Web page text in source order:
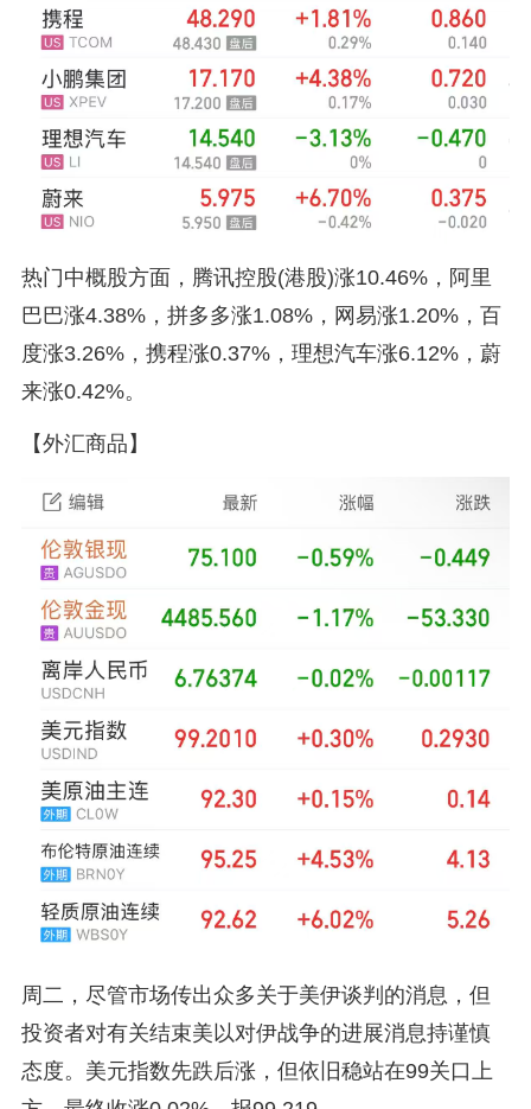
热门中概股方面，腾讯控股(港股)涨10.46%，阿里
巴巴涨4.38%，拼多多涨1.08%，网易涨1.20%，百
度涨3.26%，携程涨0.37%，理想汽车涨6.12%，蔚
来涨0.42%。
【外汇商品】
周二，尽管市场传出众多关于美伊谈判的消息，但
投资者对有关结束美以对伊战争的进展消息持谨慎
态度。美元指数先跌后涨，但依旧稳站在99关口上